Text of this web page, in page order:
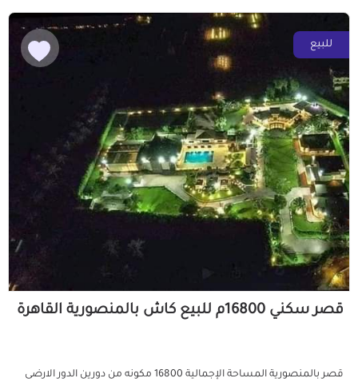
للبيع
قصر سكني 16800م للبيع كاش بالمنصورية القاهرة
قصر بالمنصورية المساحة الإجمالية 16800 مكونه من دورين الدور الارضى